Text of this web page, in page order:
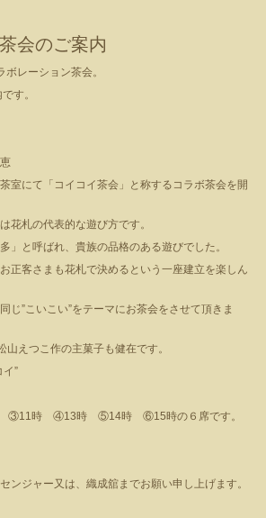
会のご案内
レーション茶会。
す。
室にて「コイコイ茶会」と称するコラボ茶会を開
花札の代表的な遊び方です。
」と呼ばれ、貴族の品格のある遊びでした。
正客さまも花札で決めるという一座建立を楽しん
じ”こいこい”をテーマにお茶会をさせて頂きま
山えつこ作の主菓子も健在です。
”
時 ④13時 ⑤14時 ⑥15時の６席です。
ンジャー又は、織成舘までお願い申し上げます。